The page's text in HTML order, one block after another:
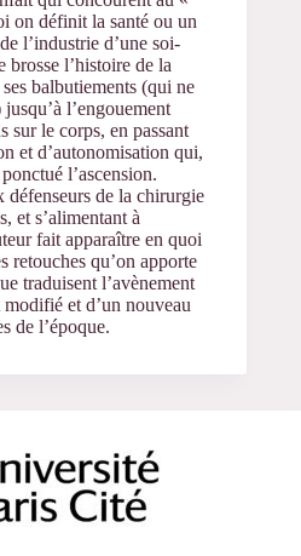
on définit la santé ou un
l’industrie d’une soi-
brosse l’histoire de la
balbutiements (qui ne
l’engouement
sur le corps, en passant
et d’autonomisation qui,
l’ascension.
défenseurs de la chirurgie
et s’alimentant à
fait apparaître en quoi
retouches qu’on apporte
traduisent l’avènement
et d’un nouveau
de l’époque.